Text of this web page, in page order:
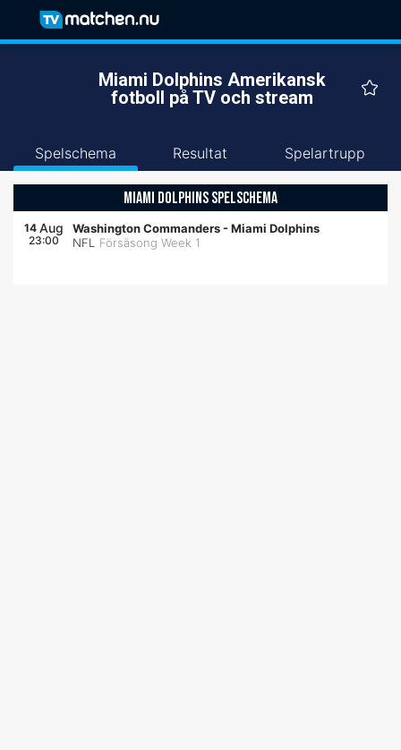
Miami Dolphins Amerikansk
fotboll på TV och stream
Spelschema Resultat Spelartrupp
MIAMI DOLPHINS SPELSCHEMA
14 Aug
23:00
Washington Commanders -Miami Dolphins
NFL
Försäsong Week 1